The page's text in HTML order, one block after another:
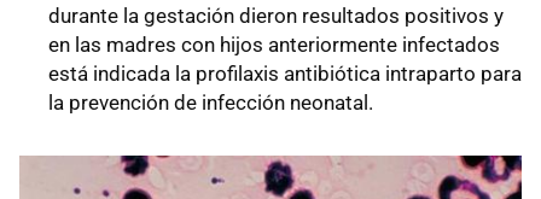
durante la gestación dieron resultados positivos y
en las madres con hijos anteriormente infectados
está indicada la profilaxis antibiótica intraparto para
la prevención de infección neonatal.